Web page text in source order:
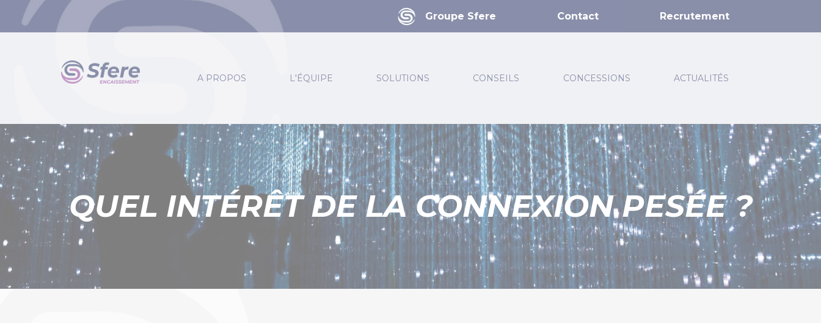
Groupe Sfere Contact Recrutement
A PROPOS L'ÉQUIPE SOLUTIONS CONSEILS CONCESSIONS ACTUALITÉS
QUEL INTÉRÊT DE LA CONNEXION PESÉE ?
Panneau de gestion des cookies